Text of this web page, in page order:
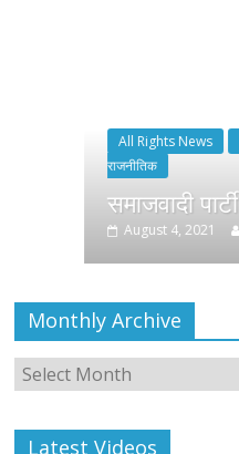
All Rights News Bareilly
समाजवादी पार्टी ने
August 4, 2021 Editor
Monthly Archive
Monthly
Archive
Latest Videos